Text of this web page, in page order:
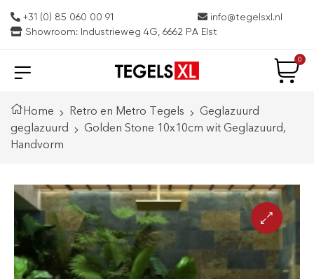
+31 (0) 85 060 00 91
info@tegelsxl.nl
Showroom: Industrieweg 4G, 6662 PA Elst
0
Home Retro en Metro Tegels
Geglazuurd
geglazuurd
Golden Stone 10x10cm wit Geglazuurd,
Handvorm